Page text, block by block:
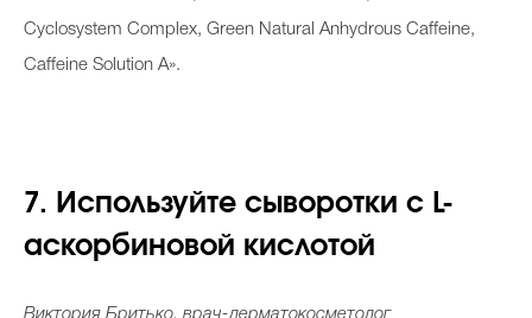
Cyclosystem Complex, Green Natural Anhydrous Caffeine,
Caffeine Solution A».
7. Используйте сыворотки с L-
аскорбиновой кислотой
Виктория Бритько, врач-дерматокосметолог